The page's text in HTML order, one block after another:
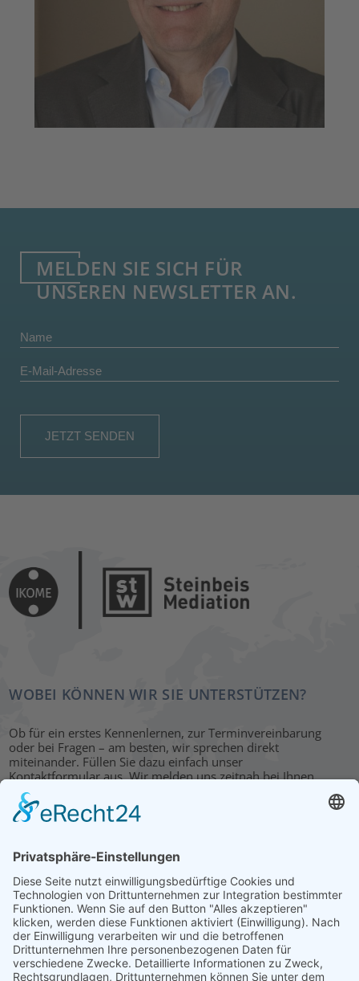
MELDEN SIE SICH FÜR
UNSEREN NEWSLETTER AN.
WOBEI KÖNNEN WIR SIE UNTERSTÜTZEN?
Ob für ein erstes Kennenlernen, zur Terminvereinbarung
oder bei Fragen – am besten, wir sprechen direkt
miteinander. Füllen Sie dazu einfach unser
Kontaktformular aus. Wir melden uns zeitnah bei Ihnen.
KONTAKT
HAUPTBÜRO: LEIPZIG
Hohe Straße 11
04107 Leipzig
Tel.: +49 341 22 54 13 50